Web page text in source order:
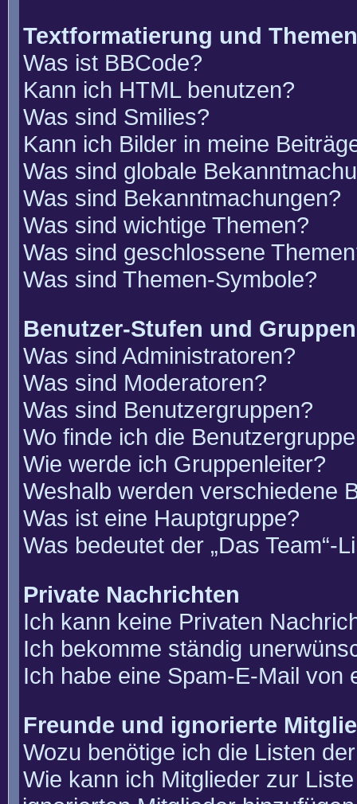
Textformatierung und
Was ist BBCode?
Kann ich HTML benutzen?
Was sind Smilies?
Kann ich Bilder in meine
Was sind globale
Was sind Bekanntmachungen?
Was sind wichtige Themen?
Was sind geschlossene
Was sind Themen-Symbole?
Benutzer-Stufen und Gruppen
Was sind Administratoren?
Was sind Moderatoren?
Was sind Benutzergruppen?
Wo finde ich die
Wie werde ich Gruppenleiter?
Weshalb werden verschiedene
Was ist eine Hauptgruppe?
Was bedeutet der „Das Team“-
Private Nachrichten
Ich kann keine Privaten
Ich bekomme ständig
Ich habe eine Spam-E-Mail von
Freunde und ignorierte
Wozu benötige ich die Listen
Wie kann ich Mitglieder zur